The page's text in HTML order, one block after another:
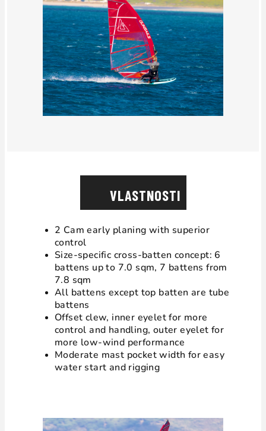
VLASTNOSTI
2 Cam early planing with superior
control
Size-specific cross-batten concept: 6
battens up to 7.0 sqm, 7 battens from
7.8 sqm
All battens except top batten are tube
battens
Offset clew, inner eyelet for more
control and handling, outer eyelet for
more low-wind performance
Moderate mast pocket width for easy
water start and rigging